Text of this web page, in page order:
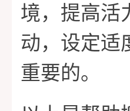
境，提高活
动，设定适
重要的。